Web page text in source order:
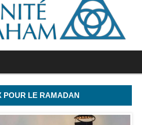
POUR LE RAMADAN